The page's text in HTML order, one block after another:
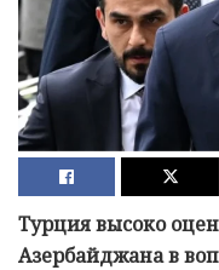
Турция высоко
Азербайджана в